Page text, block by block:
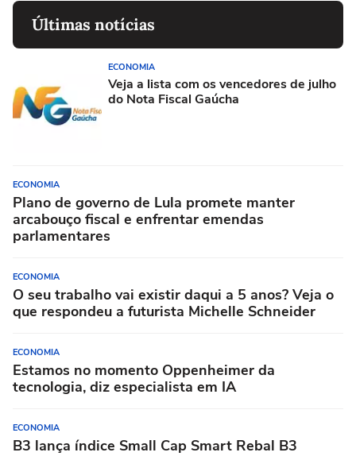
Últimas notícias
ECONOMIA
Veja a lista com os vencedores de julho
do Nota Fiscal Gaúcha
ECONOMIA
Plano de governo de Lula promete manter
arcabouço fiscal e enfrentar emendas
parlamentares
ECONOMIA
O seu trabalho vai existir daqui a 5 anos? Veja o
que respondeu a futurista Michelle Schneider
ECONOMIA
Estamos no momento Oppenheimer da
tecnologia, diz especialista em IA
ECONOMIA
B3 lança índice Small Cap Smart Rebal B3